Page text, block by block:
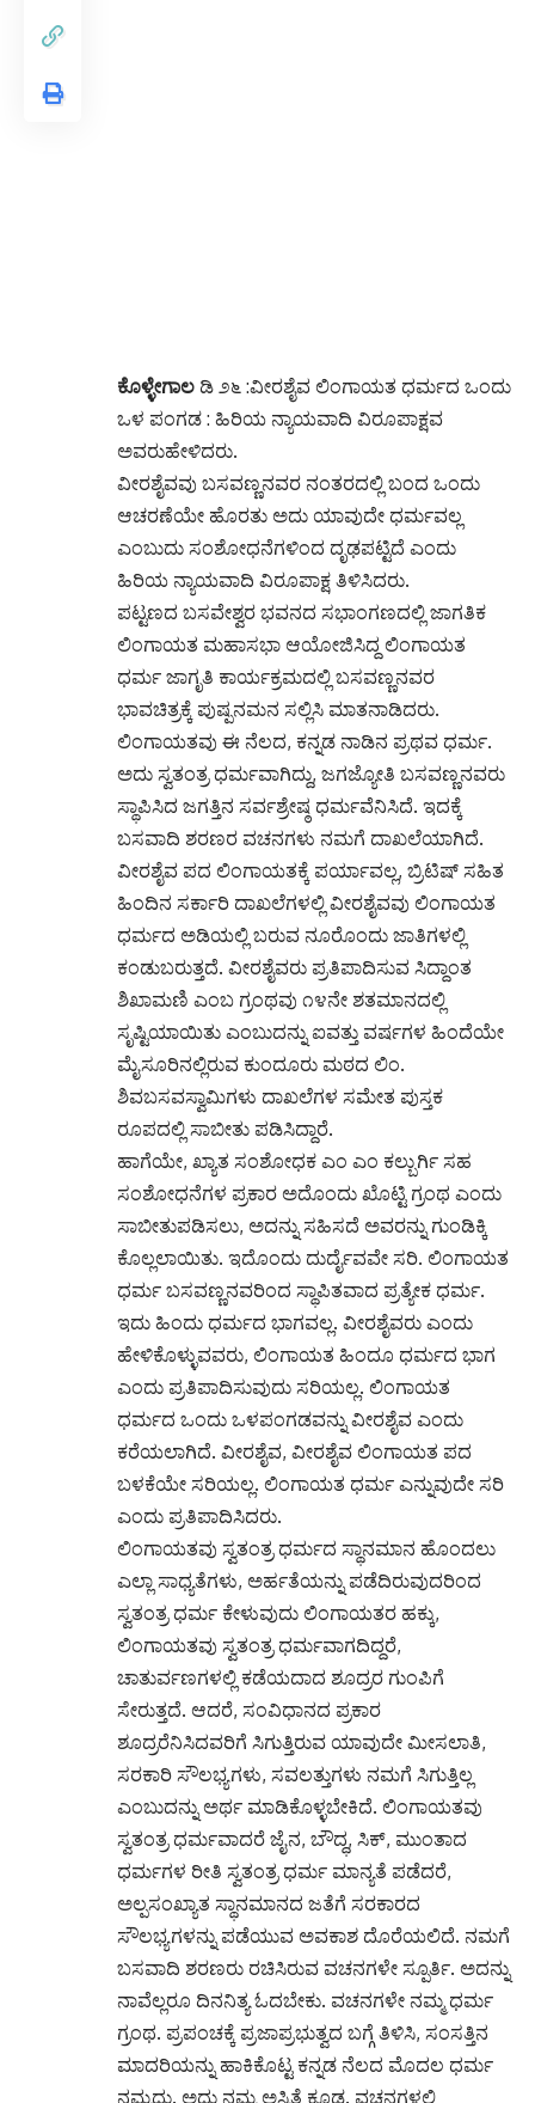
ಕೊಳ್ಳೇಗಾಲ ಡಿ ೨೬ :ವೀರಶೈವ ಲಿಂಗಾಯತ ಧರ್ಮದ ಒಂದು
ಒಳ ಪಂಗಡ : ಹಿರಿಯ ನ್ಯಾಯವಾದಿ ವಿರೂಪಾಕ್ಷವ
ಅವರುಹೇಳಿದರು.
ವೀರಶೈವವು ಬಸವಣ್ಣನವರ ನಂತರದಲ್ಲಿ ಬಂದ ಒಂದು
ಆಚರಣೆಯೇ ಹೊರತು ಅದು ಯಾವುದೇ ಧರ್ಮವಲ್ಲ
ಎಂಬುದು ಸಂಶೋಧನೆಗಳಿಂದ ದೃಢಪಟ್ಟಿದೆ ಎಂದು
ಹಿರಿಯ ನ್ಯಾಯವಾದಿ ವಿರೂಪಾಕ್ಷ ತಿಳಿಸಿದರು.
ಪಟ್ಟಣದ ಬಸವೇಶ್ವರ ಭವನದ ಸಭಾಂಗಣದಲ್ಲಿ ಜಾಗತಿಕ
ಲಿಂಗಾಯತ ಮಹಾಸಭಾ ಆಯೋಜಿಸಿದ್ದ ಲಿಂಗಾಯತ
ಧರ್ಮ ಜಾಗೃತಿ ಕಾರ್ಯಕ್ರಮದಲ್ಲಿ ಬಸವಣ್ಣನವರ
ಭಾವಚಿತ್ರಕ್ಕೆ ಪುಷ್ಪನಮನ ಸಲ್ಲಿಸಿ ಮಾತನಾಡಿದರು.
ಲಿಂಗಾಯತವು ಈ ನೆಲದ, ಕನ್ನಡ ನಾಡಿನ ಪ್ರಥವ ಧರ್ಮ.
ಅದು ಸ್ವತಂತ್ರ ಧರ್ಮವಾಗಿದ್ದು, ಜಗಜ್ಯೋತಿ ಬಸವಣ್ಣನವರು
ಸ್ಥಾಪಿಸಿದ ಜಗತ್ತಿನ ಸರ್ವಶ್ರೇಷ್ಠ ಧರ್ಮವೆನಿಸಿದೆ. ಇದಕ್ಕೆ
ಬಸವಾದಿ ಶರಣರ ವಚನಗಳು ನಮಗೆ ದಾಖಲೆಯಾಗಿದೆ.
ವೀರಶೈವ ಪದ ಲಿಂಗಾಯತಕ್ಕೆ ಪರ್ಯಾವಲ್ಲ, ಬ್ರಿಟಿಷ್ ಸಹಿತ
ಹಿಂದಿನ ಸರ್ಕಾರಿ ದಾಖಲೆಗಳಲ್ಲಿ ವೀರಶೈವವು ಲಿಂಗಾಯತ
ಧರ್ಮದ ಅಡಿಯಲ್ಲಿ ಬರುವ ನೂರೊಂದು ಜಾತಿಗಳಲ್ಲಿ
ಕಂಡುಬರುತ್ತದೆ. ವೀರಶೈವರು ಪ್ರತಿಪಾದಿಸುವ ಸಿದ್ದಾಂತ
ಶಿಖಾಮಣಿ ಎಂಬ ಗ್ರಂಥವು ೧೪ನೇ ಶತಮಾನದಲ್ಲಿ
ಸೃಷ್ಟಿಯಾಯಿತು ಎಂಬುದನ್ನು ಐವತ್ತು ವರ್ಷಗಳ ಹಿಂದೆಯೇ
ಮೈಸೂರಿನಲ್ಲಿರುವ ಕುಂದೂರು ಮಠದ ಲಿಂ.
ಶಿವಬಸವಸ್ವಾಮಿಗಳು ದಾಖಲೆಗಳ ಸಮೇತ ಪುಸ್ತಕ
ರೂಪದಲ್ಲಿ ಸಾಬೀತು ಪಡಿಸಿದ್ದಾರೆ.
ಹಾಗೆಯೇ, ಖ್ಯಾತ ಸಂಶೋಧಕ ಎಂ ಎಂ ಕಲ್ಬುರ್ಗಿ ಸಹ
ಸಂಶೋಧನೆಗಳ ಪ್ರಕಾರ ಅದೊಂದು ಖೊಟ್ಟಿ ಗ್ರಂಥ ಎಂದು
ಸಾಬೀತುಪಡಿಸಲು, ಅದನ್ನು ಸಹಿಸದೆ ಅವರನ್ನು ಗುಂಡಿಕ್ಕಿ
ಕೊಲ್ಲಲಾಯಿತು. ಇದೊಂದು ದುರ್ದೈವವೇ ಸರಿ. ಲಿಂಗಾಯತ
ಧರ್ಮ ಬಸವಣ್ಣನವರಿಂದ ಸ್ಥಾಪಿತವಾದ ಪ್ರತ್ಯೇಕ ಧರ್ಮ.
ಇದು ಹಿಂದು ಧರ್ಮದ ಭಾಗವಲ್ಲ. ವೀರಶೈವರು ಎಂದು
ಹೇಳಿಕೊಳ್ಳುವವರು, ಲಿಂಗಾಯತ ಹಿಂದೂ ಧರ್ಮದ ಭಾಗ
ಎಂದು ಪ್ರತಿಪಾದಿಸುವುದು ಸರಿಯಲ್ಲ. ಲಿಂಗಾಯತ
ಧರ್ಮದ ಒಂದು ಒಳಪಂಗಡವನ್ನು ವೀರಶೈವ ಎಂದು
ಕರೆಯಲಾಗಿದೆ. ವೀರಶೈವ, ವೀರಶೈವ ಲಿಂಗಾಯತ ಪದ
ಬಳಕೆಯೇ ಸರಿಯಲ್ಲ. ಲಿಂಗಾಯತ ಧರ್ಮ ಎನ್ನುವುದೇ ಸರಿ
ಎಂದು ಪ್ರತಿಪಾದಿಸಿದರು.
ಲಿಂಗಾಯತವು ಸ್ವತಂತ್ರ ಧರ್ಮದ ಸ್ಥಾನಮಾನ ಹೊಂದಲು
ಎಲ್ಲಾ ಸಾಧ್ಯತೆಗಳು, ಅರ್ಹತೆಯನ್ನು ಪಡೆದಿರುವುದರಿಂದ
ಸ್ವತಂತ್ರ ಧರ್ಮ ಕೇಳುವುದು ಲಿಂಗಾಯತರ ಹಕ್ಕು,
ಲಿಂಗಾಯತವು ಸ್ವತಂತ್ರ ಧರ್ಮವಾಗದಿದ್ದರೆ,
ಚಾತುರ್ವಣಗಳಲ್ಲಿ ಕಡೆಯದಾದ ಶೂದ್ರರ ಗುಂಪಿಗೆ
ಸೇರುತ್ತದೆ. ಆದರೆ, ಸಂವಿಧಾನದ ಪ್ರಕಾರ
ಶೂದ್ರರೆನಿಸಿದವರಿಗೆ ಸಿಗುತ್ತಿರುವ ಯಾವುದೇ ಮೀಸಲಾತಿ,
ಸರಕಾರಿ ಸೌಲಭ್ಯಗಳು, ಸವಲತ್ತುಗಳು ನಮಗೆ ಸಿಗುತ್ತಿಲ್ಲ
ಎಂಬುದನ್ನು ಅರ್ಥ ಮಾಡಿಕೊಳ್ಳಬೇಕಿದೆ. ಲಿಂಗಾಯತವು
ಸ್ವತಂತ್ರ ಧರ್ಮವಾದರೆ ಜೈನ, ಬೌದ್ಧ, ಸಿಕ್, ಮುಂತಾದ
ಧರ್ಮಗಳ ರೀತಿ ಸ್ವತಂತ್ರ ಧರ್ಮ ಮಾನ್ಯತೆ ಪಡೆದರೆ,
ಅಲ್ಪಸಂಖ್ಯಾತ ಸ್ಥಾನಮಾನದ ಜತೆಗೆ ಸರಕಾರದ
ಸೌಲಭ್ಯಗಳನ್ನು ಪಡೆಯುವ ಅವಕಾಶ ದೊರೆಯಲಿದೆ. ನಮಗೆ
ಬಸವಾದಿ ಶರಣರು ರಚಿಸಿರುವ ವಚನಗಳೇ ಸ್ಪೂರ್ತಿ. ಅದನ್ನು
ನಾವೆಲ್ಲರೂ ದಿನನಿತ್ಯ ಓದಬೇಕು. ವಚನಗಳೇ ನಮ್ಮ ಧರ್ಮ
ಗ್ರಂಥ. ಪ್ರಪಂಚಕ್ಕೆ ಪ್ರಜಾಪ್ರಭುತ್ವದ ಬಗ್ಗೆ ತಿಳಿಸಿ, ಸಂಸತ್ತಿನ
ಮಾದರಿಯನ್ನು ಹಾಕಿಕೊಟ್ಟ ಕನ್ನಡ ನೆಲದ ಮೊದಲ ಧರ್ಮ
ನಮ್ಮದು. ಅದು ನಮ್ಮ ಅಸ್ಮಿತೆ ಕೂಡ. ವಚನಗಳಲ್ಲಿ